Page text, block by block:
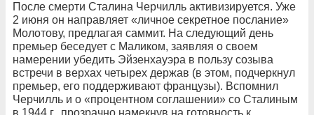
После смерти Сталина Черчилль активизируется. Уже
2 июня он направляет «личное секретное послание»
Молотову, предлагая саммит. На следующий день
премьер беседует с Маликом, заявляя о своем
намерении убедить Эйзенхауэра в пользу созыва
встречи в верхах четырех держав (в этом, подчеркнул
премьер, его поддерживают французы). Вспомнил
Черчилль и о «процентном соглашении» со Сталиным